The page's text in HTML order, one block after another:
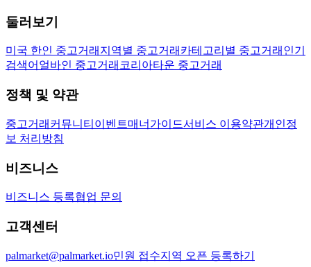
둘러보기
미국 한인 중고거래 지역별 중고거래 카테고리별 중고거래 인기
검색어 얼바인 중고거래 코리아타운 중고거래
정책 및 약관
중고거래 커뮤니티 이벤트매너가이드서비스 이용약관개인정
보 처리방침
비즈니스
비즈니스 등록협업 문의
고객센터
palmarket@palmarket.io민원 접수지역 오픈 등록하기